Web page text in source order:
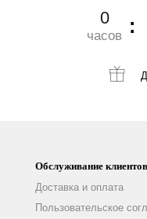
0
часов
Обслуживание клиентов
Доставка и оплата
Пользовательское